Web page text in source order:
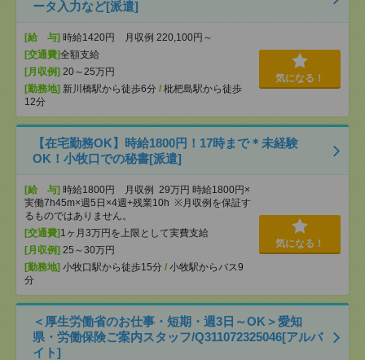
ータ入力など[派遣]
[給 与] 時給1420円 月収例 220,100円～
[交通費]全額支給
[月収例] 20～25万円
[勤務地] 新川橋駅から徒歩6分 / 枇杷島駅から徒歩
12分
気になる！
【在宅勤務OK】時給1800円！17時まで＊未経験
OK！小牧口での秘書[派遣]
[給 与] 時給1800円 月収例 29万円 時給1800円×
実働7h45m×週5日×4週+残業10h ※月収例を保証す
るものではありません。
[交通費] 1ヶ月3万円を上限として実費支給
[月収例] 25～30万円
[勤務地] 小牧口駅から徒歩15分 / 小牧駅からバス9
分
気になる！
＜厚生労働省のお仕事・短期・週3日～OK＞愛知
県・労働保険ご案内スタッフ/Q311072325046[アルバ
イト]